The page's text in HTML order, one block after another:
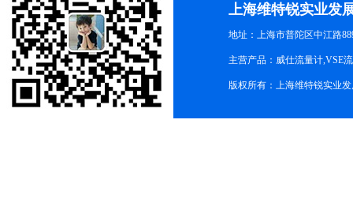
上海维特锐实业发
地址：上海市普陀区中江路
主营产品：威仕流量计,VSE
版权所有：上海维特锐实业